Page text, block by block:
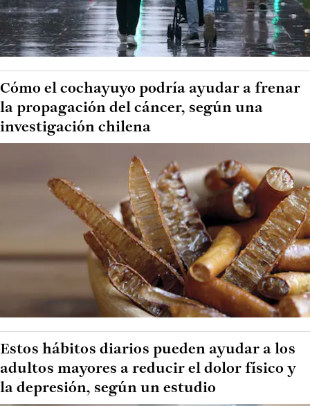
Cómo el cochayuyo podría ayudar a frenar
la propagación del cáncer, según una
investigación chilena
Estos hábitos diarios pueden ayudar a los
adultos mayores a reducir el dolor físico y
la depresión, según un estudio